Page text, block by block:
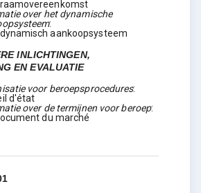
over het dynamische
:
aankoopsysteem
INLICHTINGEN,
EN EVALUATIE
voor beroepsprocedures:
d'état
over de termijnen voor beroep:
du marché